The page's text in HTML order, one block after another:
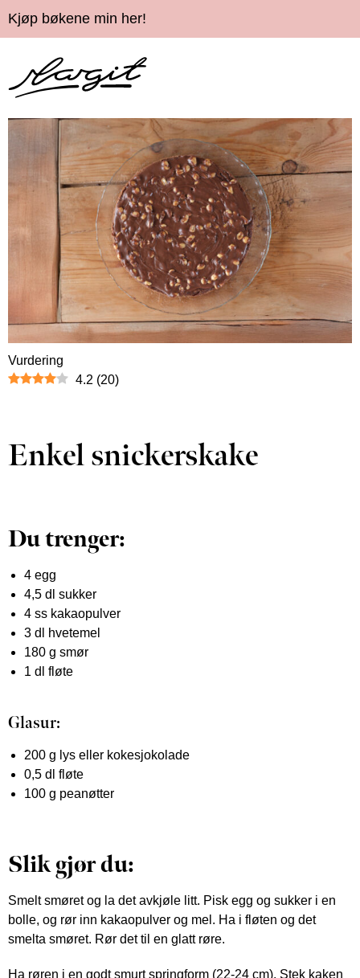
Kjøp bøkene min her!
Vurdering
4.2 (20)
Enkel snickerskake
Du trenger:
4 egg
4,5 dl sukker
4 ss kakaopulver
3 dl hvetemel
180 g smør
1 dl fløte
Glasur:
200 g lys eller kokesjokolade
0,5 dl fløte
100 g peanøtter
Slik gjør du:
Smelt smøret og la det avkjøle litt. Pisk egg og sukker i en
bolle, og rør inn kakaopulver og mel. Ha i fløten og det
smelta smøret. Rør det til en glatt røre.
Ha røren i en godt smurt springform (22-24 cm). Stek kaken